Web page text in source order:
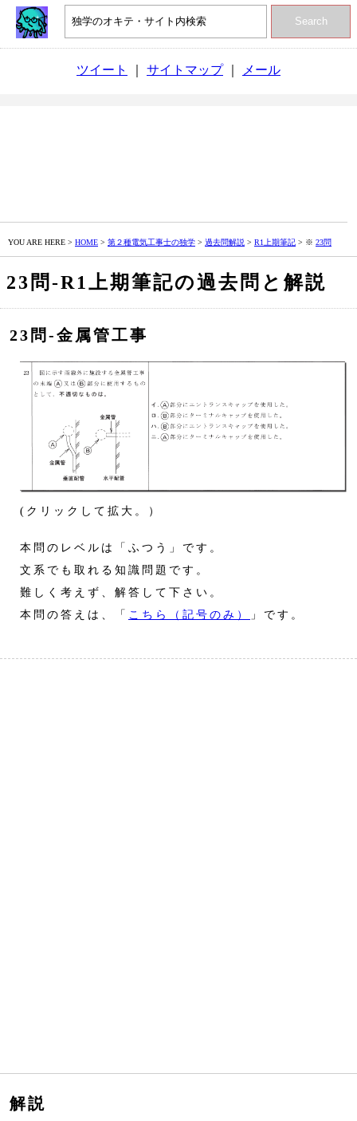
Search
ツイート サイトマップ｜ メール
YOU ARE HERE > HOME > 第２種電気工事士の独学 > 過去問解説 > R1上期筆記 > ※ 23問
23問‐R1上期筆記の過去問と解説
23問‐金属管工事
(クリックして拡大。）
本問のレベルは「ふつう」です。
文系でも取れる知識問題です。
難しく考えず、解答して下さい。
本問の答えは、「 こちら（記号のみ） 」です。
解説